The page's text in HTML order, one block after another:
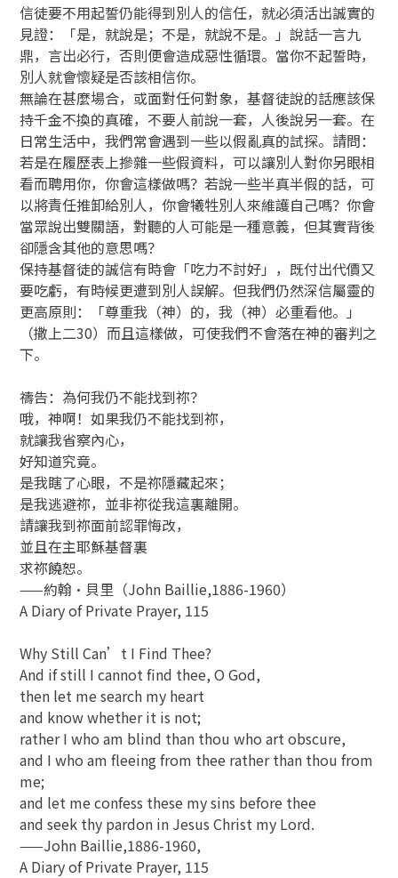
信徒要不用起誓仍能得到別人的信任，就必須活出誠實的
見證：「是，就說是；不是，就說不是。」說話一言九
鼎，言出必行，否則便會造成惡性循環。當你不起誓時，
別人就會懷疑是否該相信你。
無論在甚麼場合，或面對任何對象，基督徒說的話應該保
持千金不換的真確，不要人前說一套，人後說另一套。在
日常生活中，我們常會遇到一些以假亂真的試探。請問：
若是在履歷表上摻雜一些假資料，可以讓別人對你另眼相
看而聘用你，你會這樣做嗎？若說一些半真半假的話，可
以將責任推卸給別人，你會犧牲別人來維護自己嗎？你會
當眾說出雙關語，對聽的人可能是一種意義，但其實背後
卻隱含其他的意思嗎？
保持基督徒的誠信有時會「吃力不討好」，既付出代價又
要吃虧，有時候更遭到別人誤解。但我們仍然深信屬靈的
更高原則：「尊重我（神）的，我（神）必重看他。」
（撒上二30）而且這樣做，可使我們不會落在神的審判之
下。
禱告：為何我仍不能找到祢？
哦，神啊！如果我仍不能找到祢，
就讓我省察內心，
好知道究竟。
是我瞎了心眼，不是祢隱藏起來；
是我逃避祢，並非祢從我這裏離開。
請讓我到祢面前認罪悔改，
並且在主耶穌基督裏
求祢饒恕。
——約翰‧貝里（John Baillie,1886-1960）
A Diary of Private Prayer, 115
Why Still Can’t I Find Thee?
And if still I cannot find thee, O God,
then let me search my heart
and know whether it is not;
rather I who am blind than thou who art obscure,
and I who am fleeing from thee rather than thou from
me;
and let me confess these my sins before thee
and seek thy pardon in Jesus Christ my Lord.
——John Baillie,1886-1960,
A Diary of Private Prayer, 115